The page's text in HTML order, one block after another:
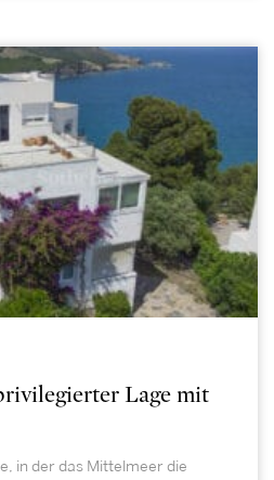
Lage mit
in der das Mittelmeer die